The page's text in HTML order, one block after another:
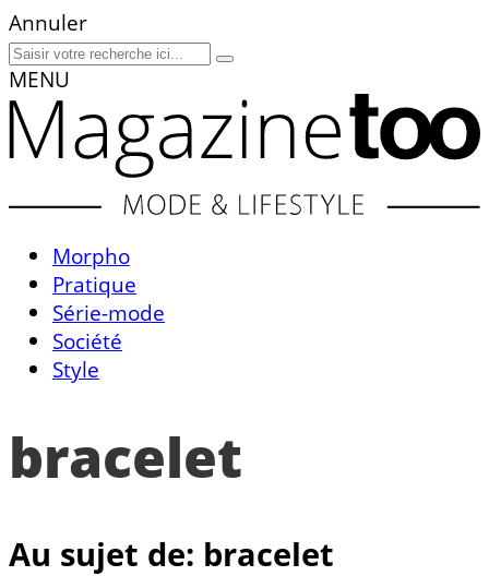
Annuler
MENU
Morpho
Pratique
Série-mode
Société
Style
bracelet
Au sujet de: bracelet